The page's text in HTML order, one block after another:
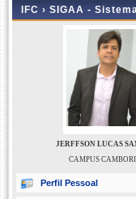
IFC › SIGAA -
JERFFSON LUCAS
CAMPUS
Perfil Pessoal